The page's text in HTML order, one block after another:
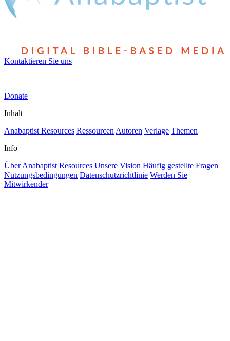
Kontaktieren Sie uns
|
Donate
Inhalt
Anabaptist Resources Ressourcen Autoren Verlage Themen
Info
Über Anabaptist Resources Unsere Vision Häufig gestellte Fragen
Nutzungsbedingungen Datenschutzrichtlinie Werden Sie
Mitwirkender